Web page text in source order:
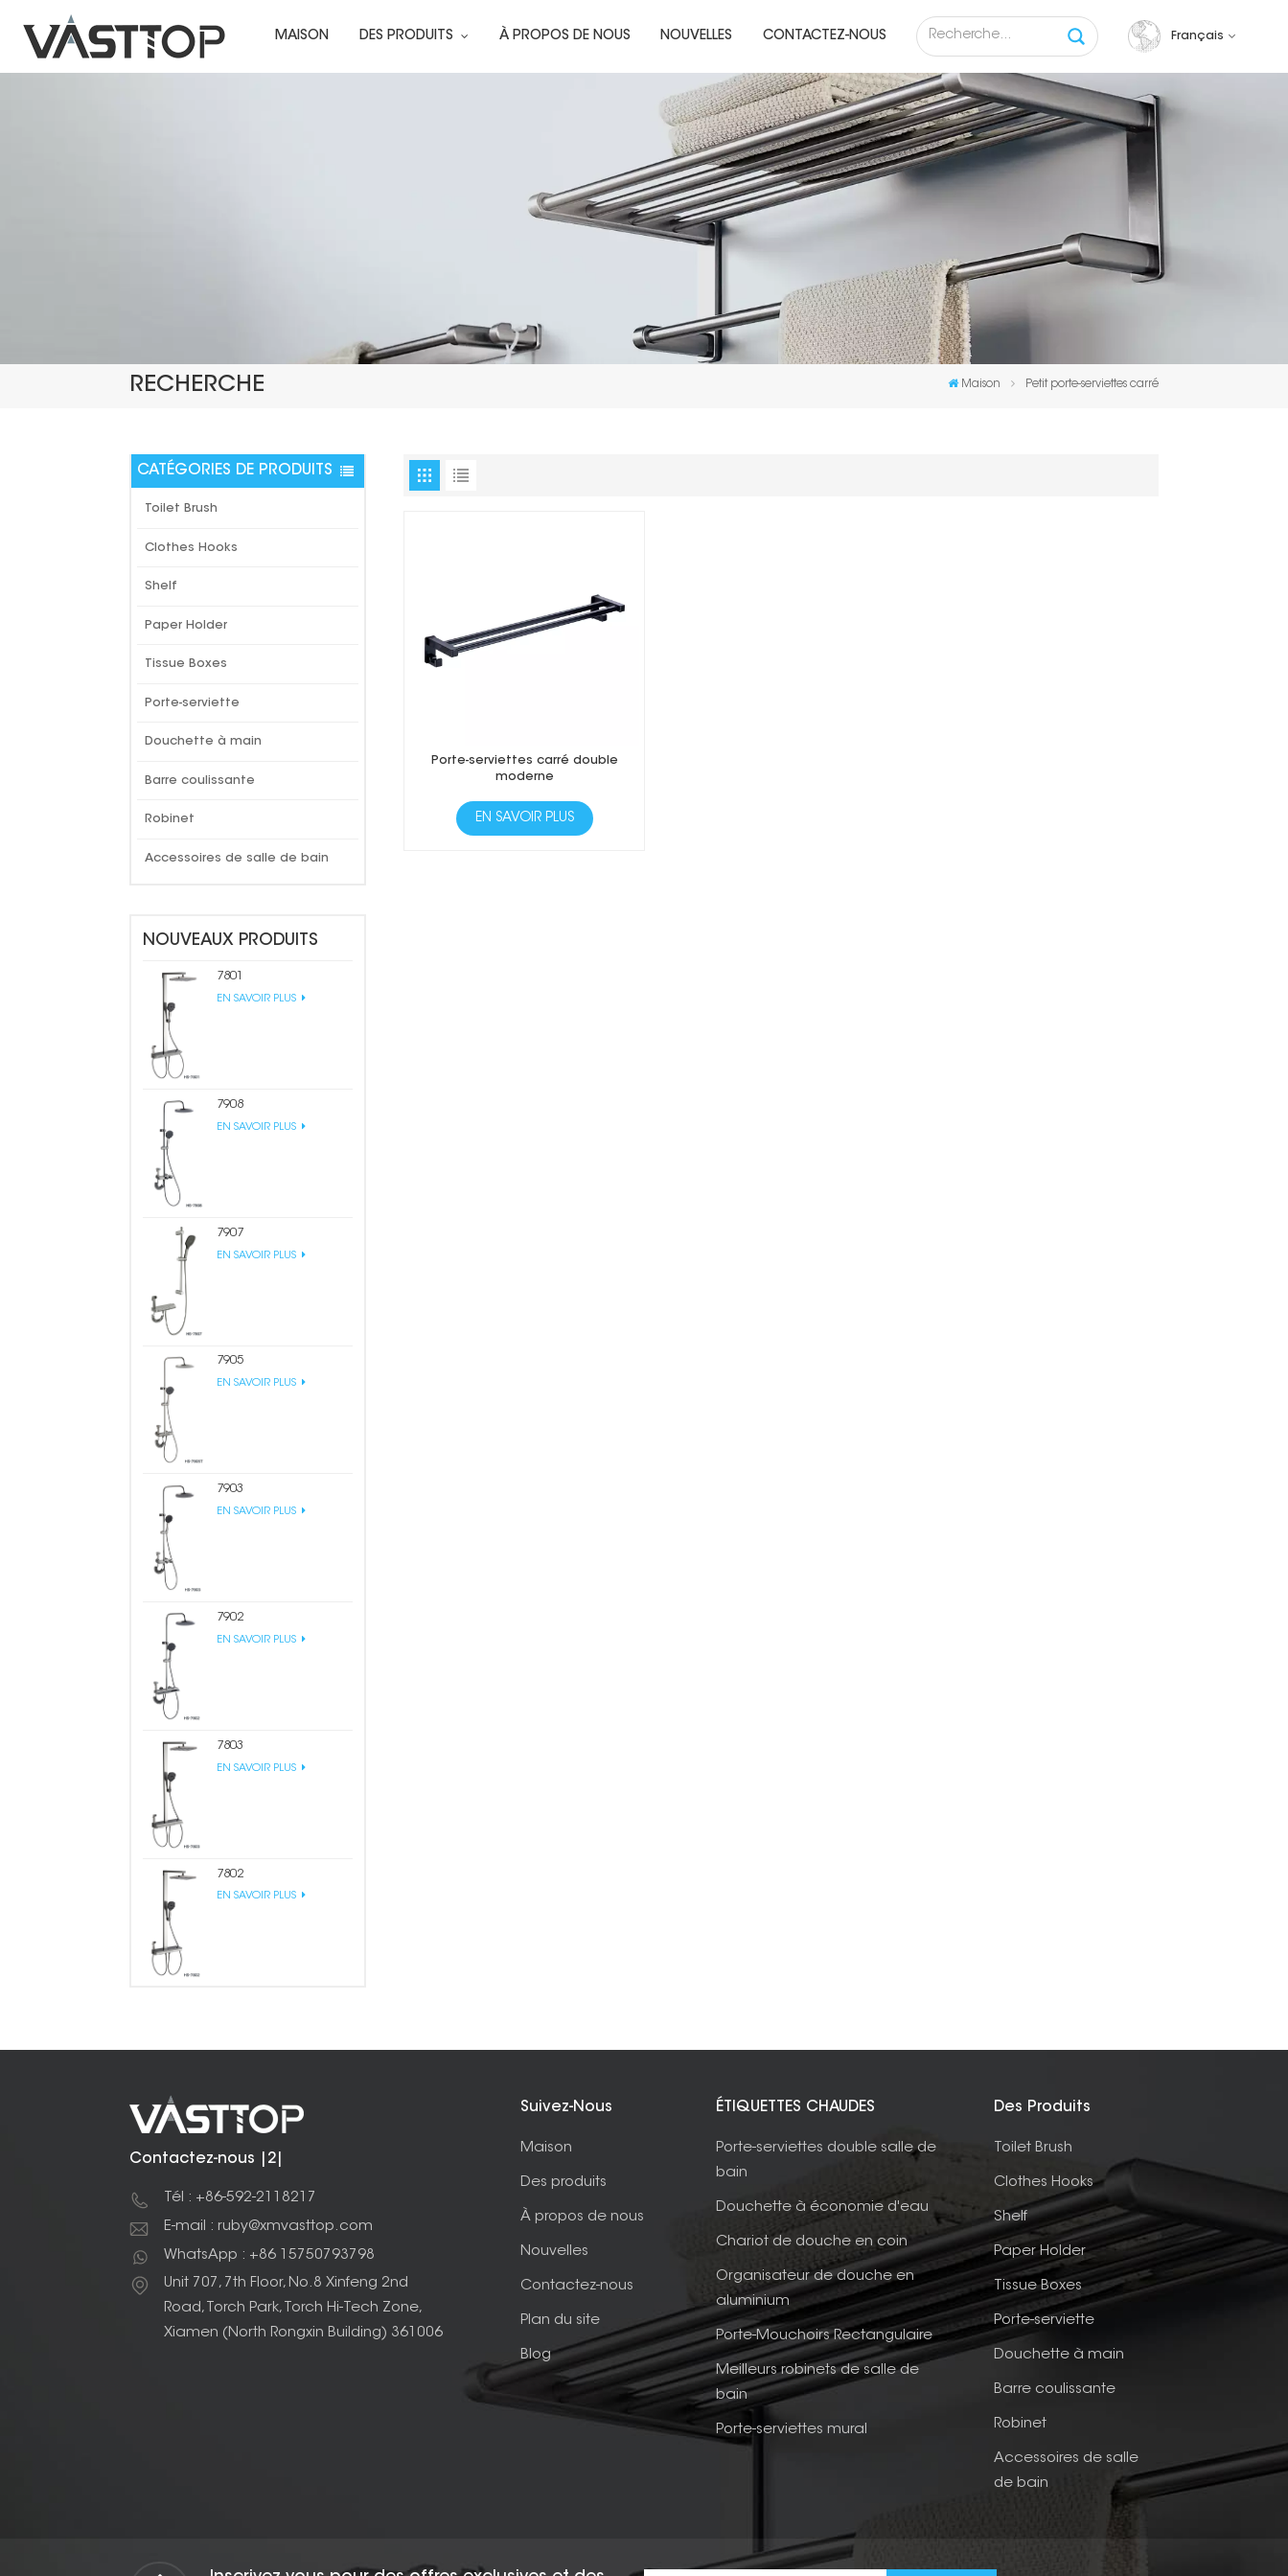
MAISON DES PRODUITS À PROPOS DE NOUS NOUVELLES CONTACTEZ-NOUS Français
English
français
русский
español
RECHERCHE Maison Petit porte-serviettes carré
CATÉGORIES DE PRODUITS
Toilet Brush
Clothes Hooks
Shelf
Paper Holder
Tissue Boxes
Porte-serviette
Douchette à main
Barre coulissante
Robinet
Accessoires de salle de bain
NOUVEAUX PRODUITS
7801
EN SAVOIR PLUS
7908
EN SAVOIR PLUS
7907
EN SAVOIR PLUS
7905
EN SAVOIR PLUS
7903
EN SAVOIR PLUS
7902
EN SAVOIR PLUS
7803
EN SAVOIR PLUS
7802
EN SAVOIR PLUS
Porte-serviettes carré double
moderne
EN SAVOIR PLUS
Contactez-nous |2|
Tél : +86-592-2118217
E-mail : ruby@xmvasttop.com
WhatsApp : +86 15750793798
Unit 707, 7th Floor, No.8 Xinfeng 2nd
Road, Torch Park, Torch Hi-Tech Zone,
Xiamen (North Rongxin Building) 361006
Suivez-Nous
Maison
Des produits
À propos de nous
Nouvelles
Contactez-nous
Plan du site
Blog
ÉTIQUETTES CHAUDES
Porte-serviettes double salle de
bain
Douchette à économie d'eau
Chariot de douche en coin
Organisateur de douche en
aluminium
Porte-Mouchoirs Rectangulaire
Meilleurs robinets de salle de
bain
Porte-serviettes mural
Des Produits
Toilet Brush
Clothes Hooks
Shelf
Paper Holder
Tissue Boxes
Porte-serviette
Douchette à main
Barre coulissante
Robinet
Accessoires de salle
de bain